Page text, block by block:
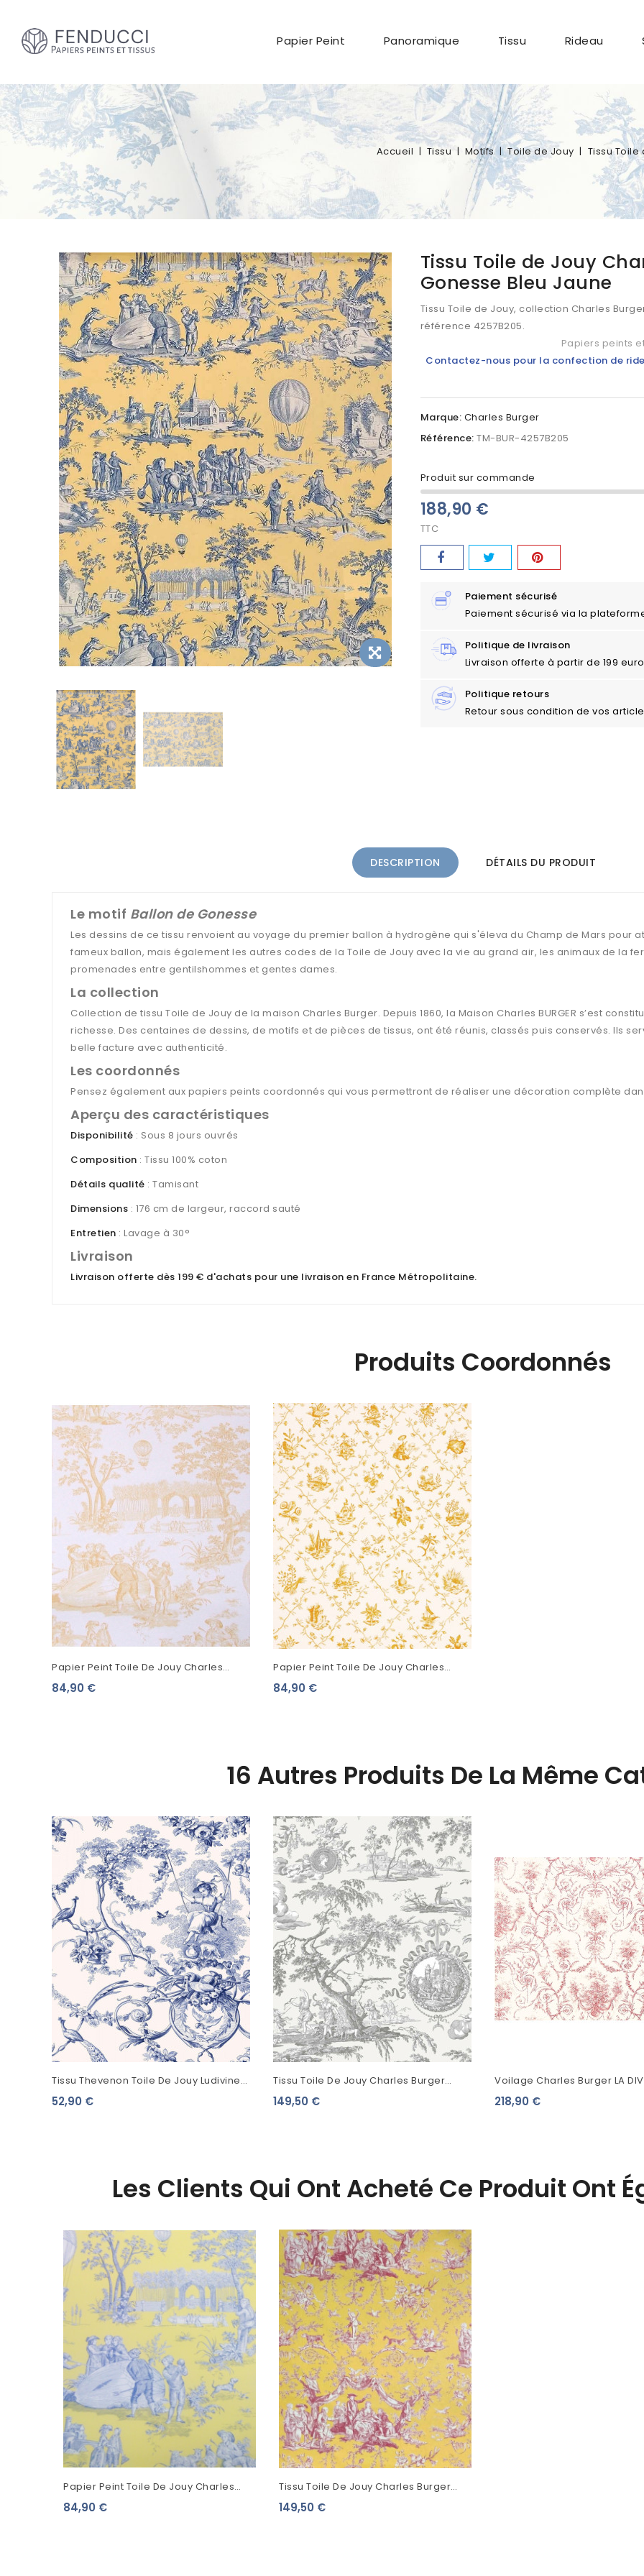
Papier Peint Panoramique Tissu Rideau
Accueil Tissu Motifs Toile de Jouy Tissu
Tissu Toile de Jouy
Gonesse Bleu Jaune
Tissu Toile de Jouy, collection Charles
référence 4257B205.
Papiers peints
Contactez-nous pour la confection de
Marque: Charles Burger
Référence: TM-BUR-4257B205
Produit sur commande
188,90 €
TTC
Paiement sécurisé
Paiement sécurisé via la
Politique de livraison
Livraison offerte à partir de 199
Politique retours
Retour sous condition de vos
DESCRIPTION DÉTAILS DU PRODUIT
Le motif Ballon de Gonesse
Les dessins de ce tissu renvoient au voyage du premier ballon à hydrogène qui s'éleva du Champ de Mars pour
fameux ballon, mais également les autres codes de la Toile de Jouy avec la vie au grand air, les animaux de la
promenades entre gentilshommes et gentes dames.
La collection
Collection de tissu Toile de Jouy de la maison Charles Burger. Depuis 1860, la Maison Charles BURGER s’est
richesse. Des centaines de dessins, de motifs et de pièces de tissus, ont été réunis, classés puis conservés. Ils
belle facture avec authenticité.
Les coordonnés
Pensez également aux papiers peints coordonnés qui vous permettront de réaliser une décoration complète
Aperçu des caractéristiques
Disponibilité : Sous 8 jours ouvrés
Composition : Tissu 100% coton
Détails qualité : Tamisant
Dimensions : 176 cm de largeur, raccord sauté
Entretien : Lavage à 30°
Livraison
Livraison offerte dès 199 € d'achats pour une livraison en France Métropolitaine.
Produits Coordonnés
Papier Peint Toile De Jouy Charles
Burger Ballon De Gonesse Or
84,90 €
Papier Peint Toile De Jouy Charles
Burger Pillement Jaune
84,90 €
16 Autres Produits De La Même
Tissu Thevenon Toile De Jouy Ludivine
Encre Fond Écru
52,90 €
Tissu Toile De Jouy Charles Burger
Chasse De Diane Gris
149,50 €
Voilage Charles Burger LA
2479001
218,90 €
Les Clients Qui Ont Acheté Ce Produit Ont
Papier Peint Toile De Jouy Charles
Burger Ballon De Gonesse Bleu/Jaune
84,90 €
Tissu Toile De Jouy Charles Burger
Greuze Framboise Fond Jaune
149,50 €